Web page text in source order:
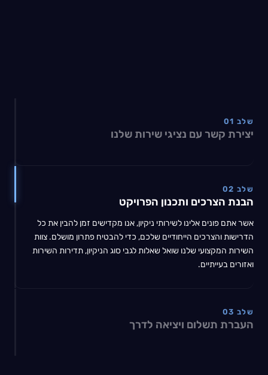
שלב 01
יצירת קשר עם נציגי שירות שלנו
שלב 02
הבנת הצרכים ותכנון הפרויקט
אשר אתם פונים אלינו לשירותי ניקיון, אנו מקדישים זמן להבין את כל
הדרישות והצרכים הייחודיים שלכם, כדי להבטיח פתרון מושלם. צוות
השירות המקצועי שלנו שואל שאלות לגבי סוג הניקיון, תדירות השירות
ואזורים בעייתיים.
שלב 03
העברת תשלום ויציאה לדרך